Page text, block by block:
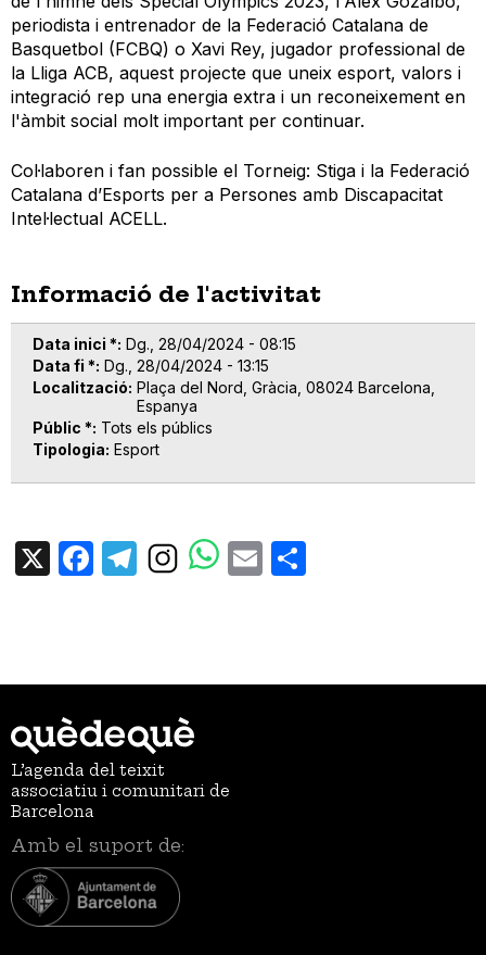
periodista i entrenador de la Federació Catalana de
Basquetbol (FCBQ) o Xavi Rey, jugador professional de
la Lliga ACB, aquest projecte que uneix esport, valors i
integració rep una energia extra i un reconeixement en
l'àmbit social molt important per continuar.
Col·laboren i fan possible el Torneig: Stiga i la Federació
Catalana d’Esports per a Persones amb Discapacitat
Intel·lectual ACELL.
Informació de l'activitat
Data inici * Dg., 28/04/2024 - 08:15
Data fi * Dg., 28/04/2024 - 13:15
Localització Plaça del Nord, Gràcia, 08024 Barcelona,
Espanya
Públic * Tots els públics
Tipologia Esport
X Facebook
TelegramEmail
L’agenda del teixit
associatiu i comunitari de
Barcelona
Amb el suport de: